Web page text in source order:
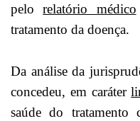
pelorelatório médico
tratamento da doença.
Da análise da
concedeu, em caráter
saúde do tratamento